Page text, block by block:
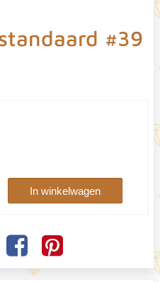
#39
In winkelwagen